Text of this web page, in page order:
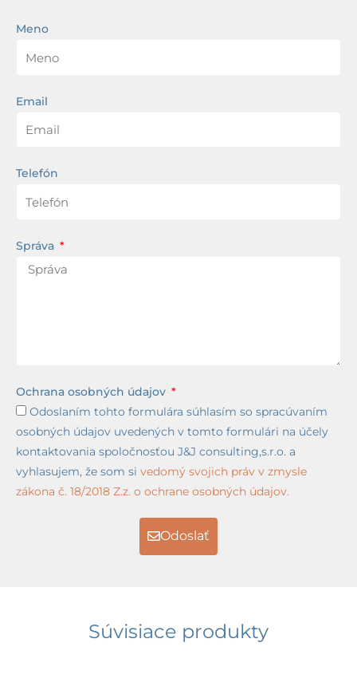
Meno
Email
Telefón
Správa
Ochrana osobných údajov
Odoslaním tohto formulára súhlasím so spracúvaním
osobných údajov uvedených v tomto formulári na účely
kontaktovania spoločnosťou J&J consulting,s.r.o. a
vyhlasujem, že som si vedomý svojich práv v zmysle
zákona č. 18/2018 Z.z. o ochrane osobných údajov.
Odoslať
Súvisiace produkty